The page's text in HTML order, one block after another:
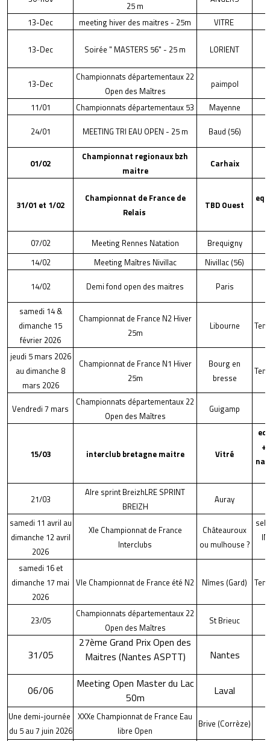
25 m
13-Dec
meeting hiver des maitres - 25m VITRE
13-Dec Soirée " MASTERS 56" - 25 m LORIENT
13-Dec
Championnats départementaux 22
Open des Maîtres
paimpol
11/01
Championnats départementaux 53
Mayenne
24/01
MEETING TRI EAU OPEN - 25 m Baud (56)
01/02
Championnat regionaux bzh
maitre
Carhaix
31/01 et 1/02
Championnat de France de
Relais
TBD Ouest
07/02 Meeting Rennes Natation
Brequigny
14/02
Meeting Maîtres Nivillac
Nivillac (56)
14/02
Demi fond open des maitres Paris
samedi 14 &
dimanche 15
février 2026
Championnat de France N2 Hiver
25m
Libourne
jeudi 5 mars 2026
au dimanche 8
mars 2026
Championnat de France N1 Hiver
25m
Bourg en
bresse
Vendredi 7 mars
Championnats départementaux 22
Open des Maîtres
Guigamp
15/03 interclub bretagne maitre Vitré
21/03
Alre sprint BreizhLRE SPRINT
BREIZH
Auray
samedi 11 avril au
dimanche 12 avril
2026
XIe Championnat de France
Interclubs
Châteauroux
ou mulhouse ?
samedi 16 et
dimanche 17 mai
2026
VIe Championnat de France été N2 Nîmes (Gard)
23/05
Championnats départementaux 22
Open des Maîtres
St Brieuc
31/05
27ème Grand Prix Open des
Maitres (Nantes ASPTT)
Nantes
06/06
Meeting Open Master du Lac
50m
Laval
Une demi-journée
du 5 au 7 juin 2026
XXXe Championnat de France Eau
libre Open
Brive (Corrèze)